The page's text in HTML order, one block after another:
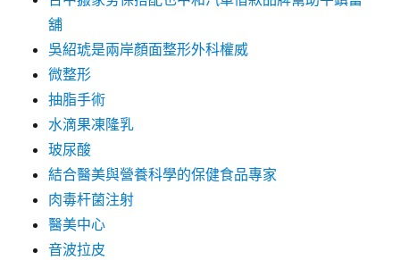
舖
吳紹琥是兩岸顏面整形外科權威
微整形
抽脂手術
水滴果凍隆乳
玻尿酸
結合醫美與營養科學的保健食品專家
肉毒杆菌注射
醫美中心
音波拉皮